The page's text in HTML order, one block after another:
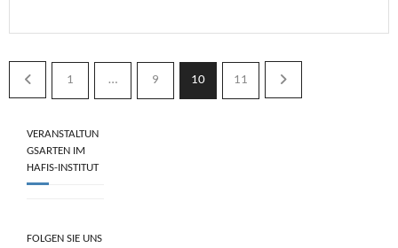
1 … 9 10 11
VERANSTALTUN
GSARTEN IM
HAFIS-INSTITUT
FOLGEN SIE UNS